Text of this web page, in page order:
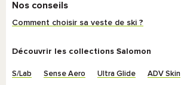
Nos conseils
Comment choisir sa veste de ski ?
Découvrir les collections Salomon
S/Lab Sense Aero Ultra Glide ADV Skin